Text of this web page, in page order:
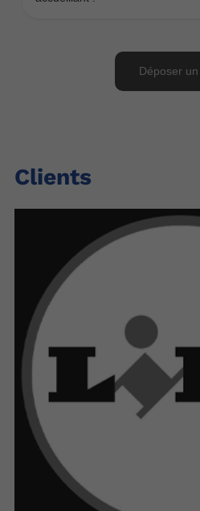
Clients